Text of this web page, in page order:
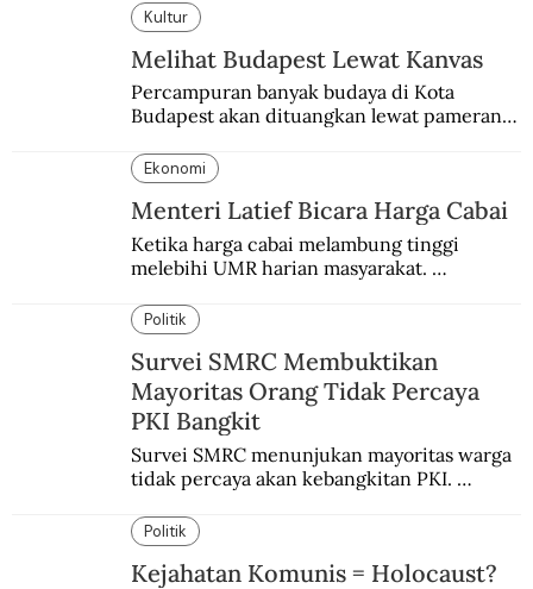
Kultur
Melihat Budapest Lewat Kanvas
Percampuran banyak budaya di Kota
Budapest akan dituangkan lewat pameran
Ekonomi
Menteri Latief Bicara Harga Cabai
Ketika harga cabai melambung tinggi
melebihi UMR harian masyarakat.
Politik
Survei SMRC Membuktikan
Mayoritas Orang Tidak Percaya
PKI Bangkit
Survei SMRC menunjukan mayoritas warga
tidak percaya akan kebangkitan PKI.
tujuan politik.
Politik
Kejahatan Komunis = Holocaust?